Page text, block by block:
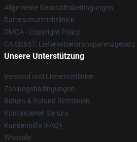
Allgemeine Geschäftsbedingungen
Datenschutzrichtlinien
DMCA - Copyright Policy
CA SB657: Lieferkettentransparenzgesetz
Unsere Unterstützung
Versand und Lieferrichtlinien
Zahlungsbedingungen
Return & Refund Richtlinien
Kontaktieren Sie uns
Kundenhilfe (FAQ)
Whosale